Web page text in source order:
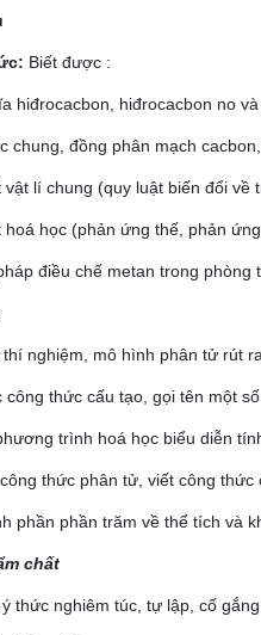
Biết được :
hiđrocacbon, hiđrocacbon no
chung, đồng phân mạch
lí chung (quy luật biến đổi về
hoá học (phản ứng thế, phản
điều chế metan trong phòng
nghiệm, mô hình phân tử rút
công thức cấu tạo, gọi tên một
trình hoá học biểu diễn
thức phân tử, viết công thức
phần phần trăm về thể tích và
chất
thức nghiêm túc, tự lập, cố